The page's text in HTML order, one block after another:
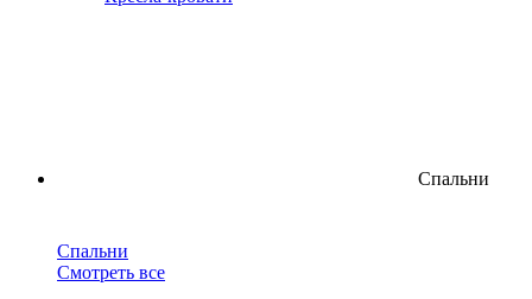
Спальни
Спальни
Смотреть все